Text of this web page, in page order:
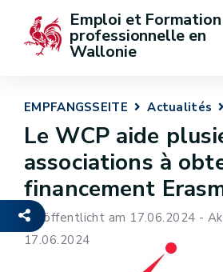
Emploi et Formation
professionnelle en
Wallonie
EMPFANGSSEITE Actualités
Le WCP aide
associations à
financement
Veröffentlicht am 17.06.2024 -
17.06.2024